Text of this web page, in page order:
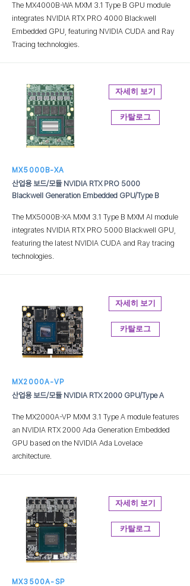
The MX4000B-WA MXM 3.1 Type B GPU module
integrates NVIDIA RTX PRO 4000 Blackwell
Embedded GPU, featuring NVIDIA CUDA and Ray
Tracing technologies.
자세히 보기
카탈로그
MX5000B-XA
산업용 보드/모듈 NVIDIA RTX PRO 5000
Blackwell Generation Embedded GPU/Type B
The MX5000B-XA MXM 3.1 Type B MXM AI module
integrates NVIDIA RTX PRO 5000 Blackwell GPU,
featuring the latest NVIDIA CUDA and Ray tracing
technologies.
자세히 보기
카탈로그
MX2000A-VP
산업용 보드/모듈 NVIDIA RTX 2000 GPU/Type A
The MX2000A-VP MXM 3.1 Type A module features
an NVIDIA RTX 2000 Ada Generation Embedded
GPU based on the NVIDIA Ada Lovelace
architecture.
자세히 보기
카탈로그
MX3500A-SP